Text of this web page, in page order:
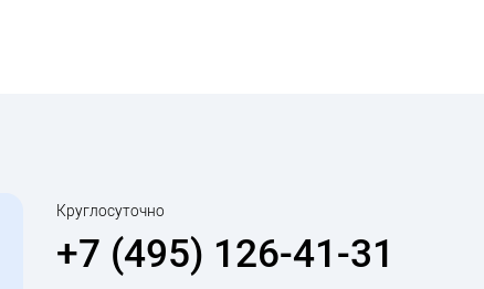
Круглосуточно
+7 (495) 126-41-31